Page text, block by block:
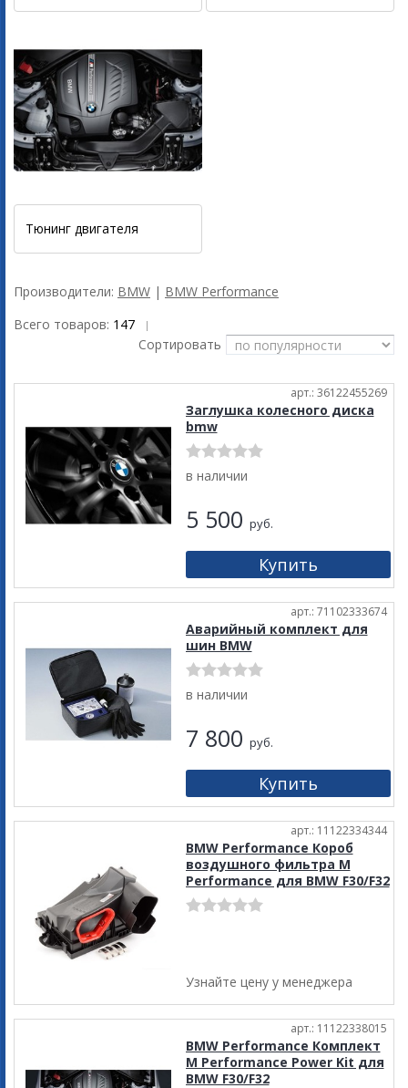
Тюнинг двигателя
Производители: BMW | BMW Performance
Всего товаров: 147 |
Сортировать
арт.: 36122455269
Заглушка колесного диска
bmw
в наличии
5 500 руб.
арт.: 71102333674
Аварийный комплект для
шин BMW
в наличии
7 800 руб.
арт.: 11122334344
BMW Performance Короб
воздушного фильтра M
Performance для BMW F30/F32
Узнайте цену у менеджера
арт.: 11122338015
BMW Performance Комплект
M Performance Power Kit для
BMW F30/F32